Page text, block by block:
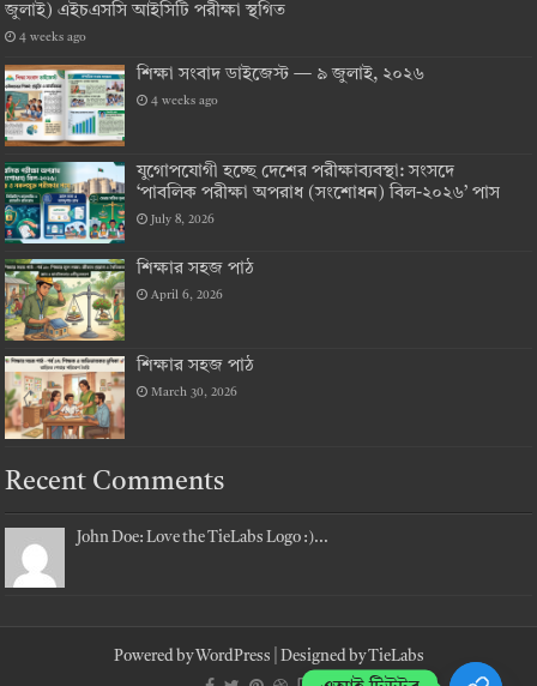
জুলাই) এইচএসসি আইসিটি পরীক্ষা স্থগিত
4 weeks ago
শিক্ষা সংবাদ ডাইজেস্ট — ৯ জুলাই, ২০২৬
4 weeks ago
যুগোপযোগী হচ্ছে দেশের পরীক্ষাব্যবস্থা: সংসদে
‘পাবলিক পরীক্ষা অপরাধ (সংশোধন) বিল-২০২৬’ পাস
July 8, 2026
শিক্ষার সহজ পাঠ
April 6, 2026
শিক্ষার সহজ পাঠ
March 30, 2026
Recent Comments
John Doe: Love the TieLabs Logo :)...
Powered byWordPress | Designed byTieLabs